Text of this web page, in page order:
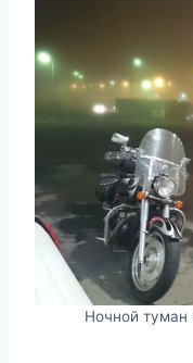
Ночной туман